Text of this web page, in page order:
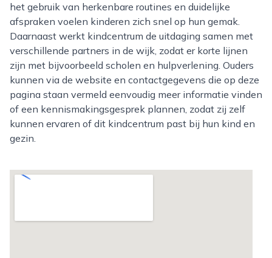
het gebruik van herkenbare routines en duidelijke
afspraken voelen kinderen zich snel op hun gemak.
Daarnaast werkt kindcentrum de uitdaging samen met
verschillende partners in de wijk, zodat er korte lijnen
zijn met bijvoorbeeld scholen en hulpverlening. Ouders
kunnen via de website en contactgegevens die op deze
pagina staan vermeld eenvoudig meer informatie vinden
of een kennismakingsgesprek plannen, zodat zij zelf
kunnen ervaren of dit kindcentrum past bij hun kind en
gezin.